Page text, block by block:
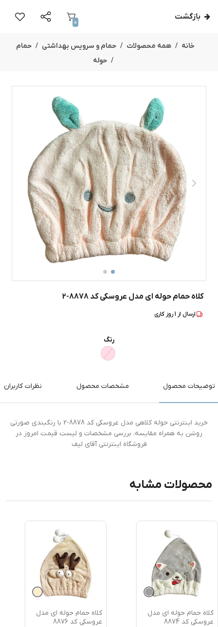
بازگشت
0
خانه همه محصولات حمام و سرویس بهداشتی
حمام
حوله
کلاه حمام حوله ای مدل عروسکی کد 8878-2
ارسال از 1روز کاری
رنگ
توضیحات محصول مشخصات محصول نظرات کاربران
خرید اینترنتی حوله کلاهی مدل عروسکی کد 8878-2 با رنگبندی صورتی
روشن به همراه مقایسه، بررسی مشخصات و لیست قیمت امروز در
فروشگاه اینترنتی آقای لیف
محصولات مشابه
کلاه حمام حوله ای مدل
عروسکی کد 8874
کلاه حمام حوله ای مدل
عروسکی کد 8876